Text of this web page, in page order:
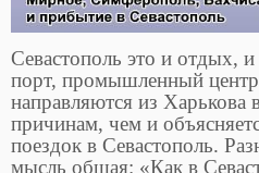
Севастополь это и отдых,
порт, промышленный
направляются из Харькова
причинам, чем и
поездок в Севастополь.
мысль общая: «Как в